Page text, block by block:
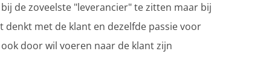
de zoveelste "leverancier" te zitten maar bij
denkt met de klant en dezelfde passie voor
door wil voeren naar de klant zijn